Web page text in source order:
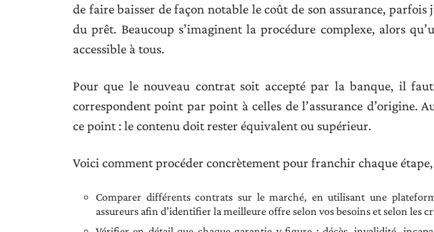
de faire baisser de façon notable le coût de son assurance, parfois
du prêt. Beaucoup s’imaginent la procédure complexe, alors
accessible à tous.
Pour que le nouveau contrat soit accepté par la banque, il
correspondent point par point à celles de l’assurance d’origine.
ce point : le contenu doit rester équivalent ou supérieur.
Voici comment procéder concrètement pour franchir chaque étape,
Comparer différents contrats sur le marché, en utilisant une
assureurs afin d’identifier la meilleure offre selon vos besoins et selon les